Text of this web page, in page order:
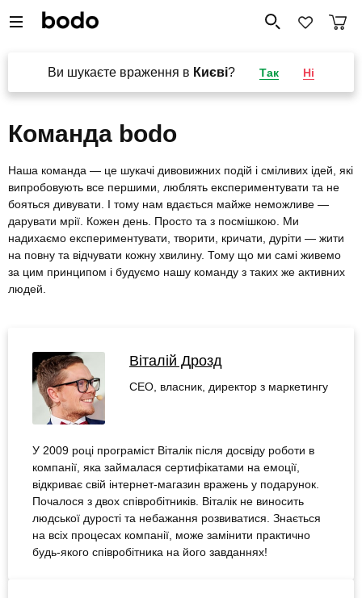
Ви шукаєте враження в Києві? Так Ні
Команда bodo
Наша команда — це шукачі дивовижних подій і сміливих ідей, які
випробовують все першими, люблять експериментувати та не
бояться дивувати. І тому нам вдається майже неможливе —
дарувати мрії. Кожен день. Просто та з посмішкою. Ми
надихаємо експериментувати, творити, кричати, дуріти — жити
на повну та відчувати кожну хвилину. Тому що ми самі живемо
за цим принципом і будуємо нашу команду з таких же активних
людей.
Віталій Дрозд
СЕО, власник, директор з маркетингу
У 2009 році програміст Віталік після досвіду роботи в
компанії, яка займалася сертифікатами на емоції,
відкриває свій інтернет-магазин вражень у подарунок.
Почалося з двох співробітників. Віталік не виносить
людської дурості та небажання розвиватися. Знається
на всіх процесах компанії, може замінити практично
будь-якого співробітника на його завданнях!